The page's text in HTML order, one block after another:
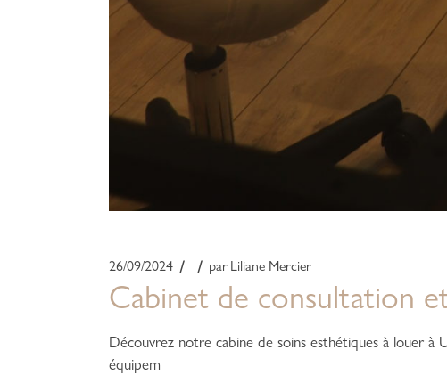
26/09/2024 par Liliane Mercier
Cabinet de consultation
Découvrez notre cabine de soins esthétiques à louer à
équipem